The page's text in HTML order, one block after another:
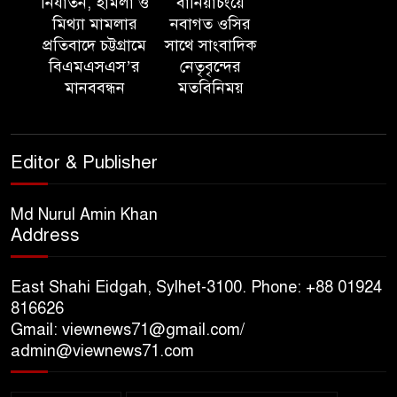
‘সমন্বিত উদ্যোগেই গড়ে উঠবে
আধুনিক সিলেট’ – বাণিজ্যমন্ত্রী
আয়োজন ‘শ্রাবনের মেঘগুলো’
গভীর শ্রদ্ধা নিবেদন
শতাংশই সিলেটি
মিথ্যা মামলার
প্রতিবাদে চট্টগ্রামে
বিএমএসএস’র
মানববন্ধন
নবাগত ওসির
সাথে সাংবাদিক
নেতৃবৃন্দের
মতবিনিময়
Editor & Publisher
Md Nurul Amin Khan
Address
East Shahi Eidgah, Sylhet-3100. Phone: +88 01924
816626
Gmail: viewnews71@gmail.com/
admin@viewnews71.com